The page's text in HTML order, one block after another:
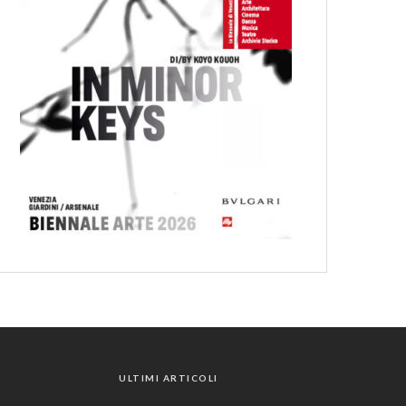
ULTIMI ARTICOLI